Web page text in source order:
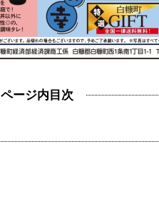
ページ内目次